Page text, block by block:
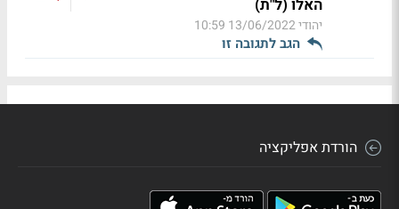
האלו (ל"ת)
יהודי13/06/2022 10:59
הגב לתגובה זו
הורדת אפליקציה